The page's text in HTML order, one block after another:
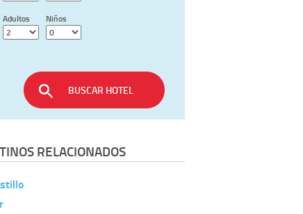
Adultos Niños
BUSCAR HOTEL
RELACIONADOS